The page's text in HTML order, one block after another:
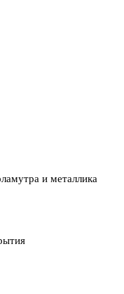
и металлика